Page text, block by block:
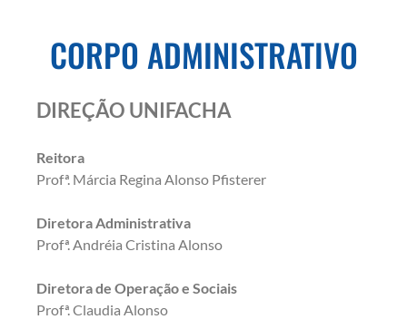
CORPO ADMINISTRATIVO
DIREÇÃO UNIFACHA
Reitora
Profª. Márcia Regina Alonso Pfisterer
Diretora Administrativa
Profª. Andréia Cristina Alonso
Diretora de Operação e Sociais
Profª. Claudia Alonso